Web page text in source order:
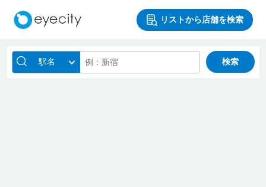
リストから店舗を検索
駅名 検索